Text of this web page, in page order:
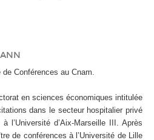
Conférences au Cnam.
en sciences économiques intitulée
dans le secteur hospitalier privé
l’Université d’Aix-Marseille III. Après
de conférences à l’Université de Lille